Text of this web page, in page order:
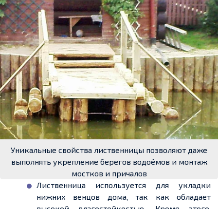
Уникальные свойства лиственницы позволяют даже
выполнять укрепление берегов водоёмов и монтаж
мостков и причалов
Лиственница используется для укладки
нижних венцов дома, так как обладает